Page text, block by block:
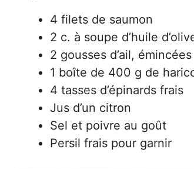
4 filets de saumon
2 c. à soupe d’huile
2 gousses d’ail, émincées
1 boîte de 400 g de
4 tasses d’épinards frais
Jus d’un citron
Sel et poivre au goût
Persil frais pour garnir